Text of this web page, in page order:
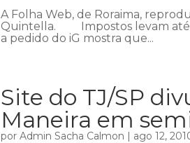
A Folha Web, de Roraima,
Quintella. Impostos levam até
a pedido do iG mostra que...
Site do TJ/SP
Maneira em
porAdmin Sacha Calmon | ago 12,